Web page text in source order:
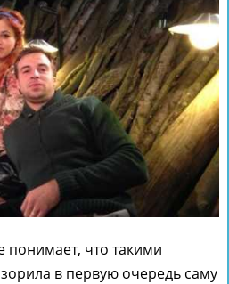
понимает, что такими
в первую очередь саму